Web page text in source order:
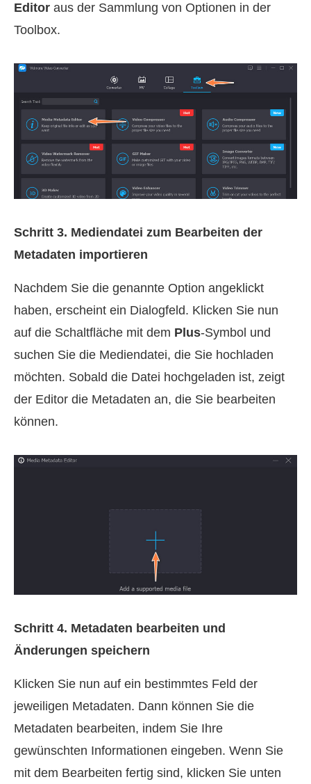
Editor aus der Sammlung von Optionen in der
Toolbox.
Schritt 3. Mediendatei zum Bearbeiten der
Metadaten importieren
Nachdem Sie die genannte Option angeklickt
haben, erscheint ein Dialogfeld. Klicken Sie nun
auf die Schaltfläche mit dem Plus-Symbol und
suchen Sie die Mediendatei, die Sie hochladen
möchten. Sobald die Datei hochgeladen ist, zeigt
der Editor die Metadaten an, die Sie bearbeiten
können.
Schritt 4. Metadaten bearbeiten und
Änderungen speichern
Klicken Sie nun auf ein bestimmtes Feld der
jeweiligen Metadaten. Dann können Sie die
Metadaten bearbeiten, indem Sie Ihre
gewünschten Informationen eingeben. Wenn Sie
mit dem Bearbeiten fertig sind, klicken Sie unten